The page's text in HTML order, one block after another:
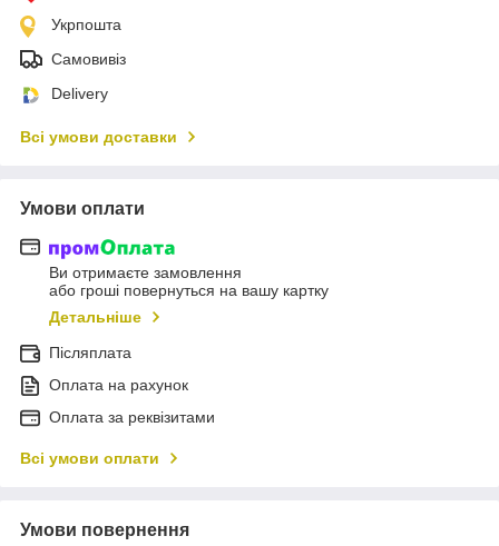
Укрпошта
Самовивіз
Delivery
Всі умови доставки
Умови оплати
Ви отримаєте замовлення
або гроші повернуться на вашу картку
Детальніше
Післяплата
Оплата на рахунок
Оплата за реквізитами
Всі умови оплати
Умови повернення